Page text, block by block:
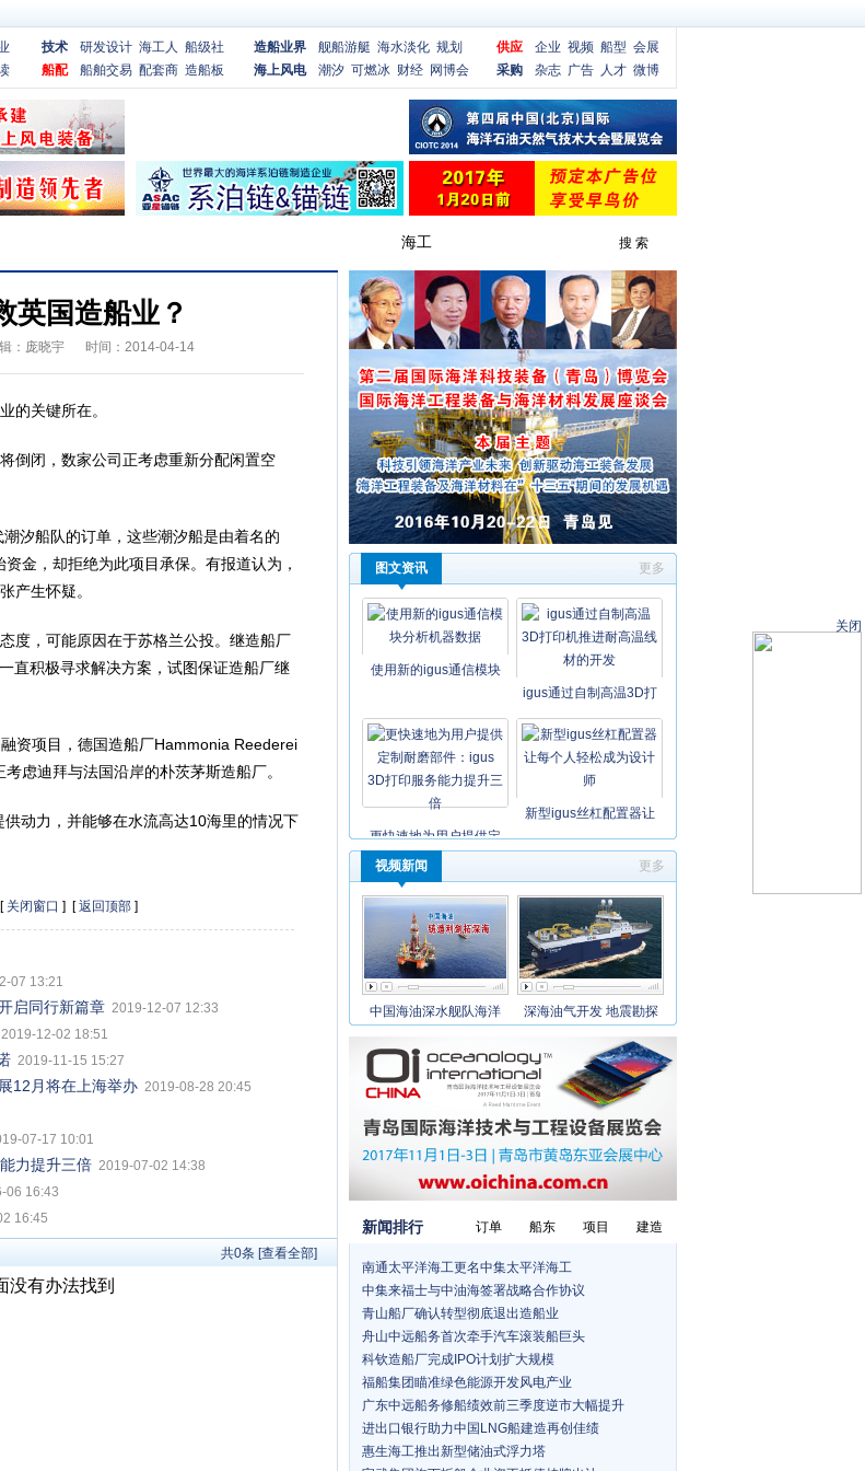
关闭
技术 研发设计 海工人 船级社
船配
船舶交易 配套商 造船板
造船业界 舰船游艇 海水淡化 规划
海上风电
潮汐 可燃冰 财经 网博会
供应 企业 视频 船型 会展
采购
杂志 广告 人才 微博
英国造船业？
：庞晓宇 时间：2014-04-14
关键所在。
闭，数家公司正考虑重新分配闲置空
汐船队的订单，这些潮汐船是由着名的
金，却拒绝为此项目承保。有报道认为，
产生怀疑。
，可能原因在于苏格兰公投。继造船厂
直积极寻求解决方案，试图保证造船厂继
资项目，德国造船厂Hammonia Reederei
虑迪拜与法国沿岸的朴茨茅斯造船厂。
动力，并能够在水流高达10海里的情况下
关闭窗口 ] [返回顶部 ]
07 13:21
启同行新篇章 2019-12-07 12:33
2019-12-02 18:51
2019-11-15 15:27
12月将在上海举办 2019-08-28 20:45
07-17 10:01
力提升三倍 2019-07-02 14:38
06 16:43
16:45
共0条 [查看全部]
更多
图文资讯
使用新的igus通信模块
igus通过自制高温3D打
更快速地为用户提供定
新型igus丝杠配置器让
更多
视频新闻
中国海油深水舰队海洋 深海油气开发 地震勘探
新闻排行 建造
项目
船东
订单
南通太平洋海工更名中集太平洋海工
中集来福士与中油海签署战略合作协议
青山船厂确认转型彻底退出造船业
舟山中远船务首次牵手汽车滚装船巨头
科钦造船厂完成IPO计划扩大规模
福船集团瞄准绿色能源开发风电产业
广东中远船务修船绩效前三季度逆市大幅提升
进出口银行助力中国LNG船建造再创佳绩
惠生海工推出新型储油式浮力塔